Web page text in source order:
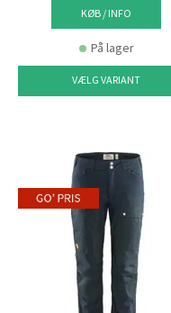
KØB / INFO
På lager
VÆLG VARIANT